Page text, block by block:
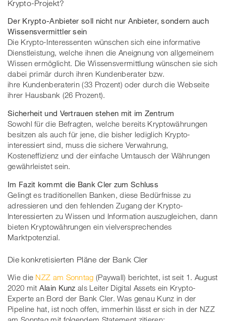
Krypto-Projekt?
Der Krypto-Anbieter soll nicht nur Anbieter, sondern auch
Wissensvermittler sein
Die Krypto-Interessenten wünschen sich eine informative
Dienstleistung, welche ihnen die Aneignung von allgemeinem
Wissen ermöglicht. Die Wissensvermittlung wünschen sie sich
dabei primär durch ihren Kundenberater bzw.
ihre Kundenberaterin (33 Prozent) oder durch die Webseite
ihrer Hausbank (26 Prozent).
Sicherheit und Vertrauen stehen mit im Zentrum
Sowohl für die Befragten, welche bereits Kryptowährungen
besitzen als auch für jene, die bisher lediglich Krypto-
interessiert sind, muss die sichere Verwahrung,
Kosteneffizienz und der einfache Umtausch der Währungen
gewährleistet sein.
Im Fazit kommt die Bank Cler zum Schluss
Gelingt es traditionellen Banken, diese Bedürfnisse zu
adressieren und den fehlenden Zugang der Krypto-
Interessierten zu Wissen und Information auszugleichen, dann
bieten Kryptowährungen ein vielversprechendes
Marktpotenzial.
Die konkretisierten Pläne der Bank Cler
Wie die NZZ am Sonntag (Paywall) berichtet, ist seit 1. August
2020 mit Alain Kunz als Leiter Digital Assets ein Krypto-
Experte an Bord der Bank Cler. Was genau Kunz in der
Pipeline hat, ist noch offen, immerhin lässt er sich in der NZZ